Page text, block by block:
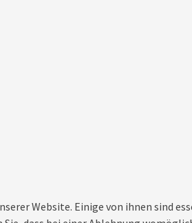
Website. Einige von ihnen sind